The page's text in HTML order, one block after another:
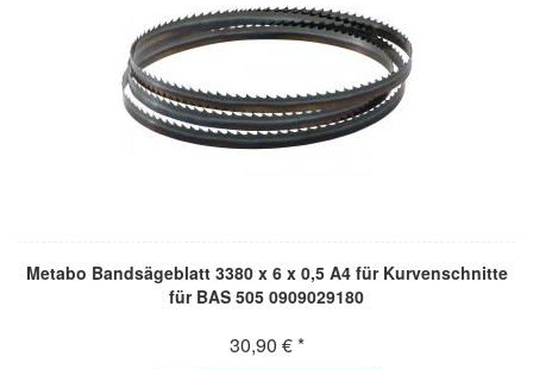
Metabo Bandsägeblatt 3380 x 6 x 0,5 A4 für Kurvenschnitte
für BAS 505 0909029180
30,90 € *